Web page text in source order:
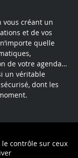
contrôle sur ceux
vous créant un
et de vos
quelle
de votre agenda…
un véritable
dont les